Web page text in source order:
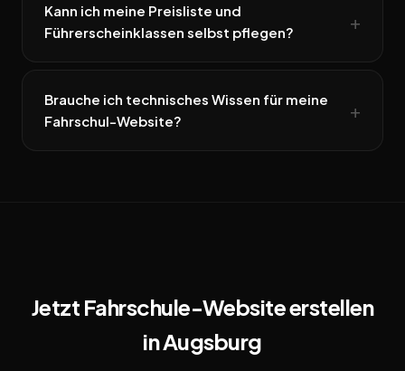
Kann ich meine Preisliste und
Führerscheinklassen selbst pflegen?
Brauche ich technisches Wissen für meine
Fahrschul-Website?
Jetzt Fahrschule-Website erstellen
in Augsburg